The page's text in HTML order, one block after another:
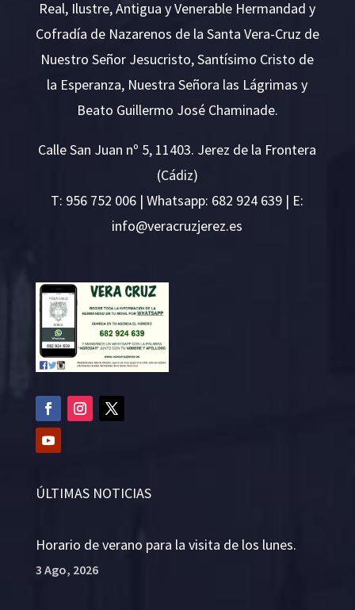
Real, Ilustre, Antigua y Venerable Hermandad y
Cofradía de Nazarenos de la Santa Vera-Cruz de
Nuestro Señor Jesucristo, Santísimo Cristo de
la Esperanza, Nuestra Señora las Lágrimas y
Beato Guillermo José Chaminade.
Calle San Juan nº 5, 11403. Jerez de la Frontera
(Cádiz)
T: 956 752 006 | Whatsapp: 682 924 639 | E:
se.ze
rejzu
rcare
v@ofn
i
ÚLTIMAS NOTICIAS
Horario de verano para la visita de los lunes.
3 Ago, 2026